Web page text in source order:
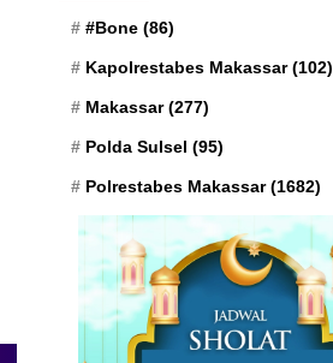
#Bone (86)
Kapolrestabes Makassar(102)
Makassar(277)
Polda Sulsel (95)
Polrestabes Makassar(1682)